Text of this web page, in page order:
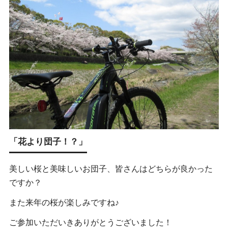
「花より団子！？」
美しい桜と美味しいお団子、皆さんはどちらが良かった
ですか？
また来年の桜が楽しみですね♪
ご参加いただいきありがとうございました！